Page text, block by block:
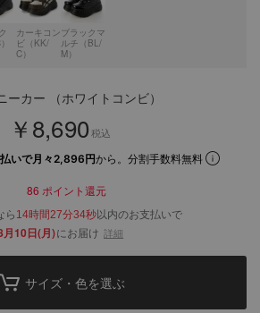
カーキコン
ビ（KK/
C）
ブラックマ
ルチ（BL/
M）
ーカー （ホワイトコンビ）
￥8,690 税込
いで月々2,896円から。分割手数料無料
86 ポイント還元
ら 14時間27分33秒以内のお支払いで
月10日(月)にお届け 詳細
サイズ・色を選ぶ